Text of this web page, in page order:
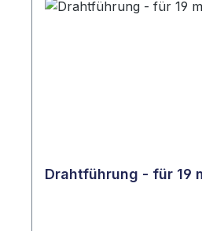
Drahtführung -